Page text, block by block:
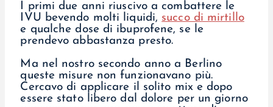
I primi due anni riuscivo a combattere le
IVU bevendo molti liquidi, succo di mirtillo
e qualche dose di ibuprofene, se le
prendevo abbastanza presto.
Ma nel nostro secondo anno a Berlino
queste misure non funzionavano più.
Cercavo di applicare il solito mix e dopo
essere stato libero dal dolore per un giorno